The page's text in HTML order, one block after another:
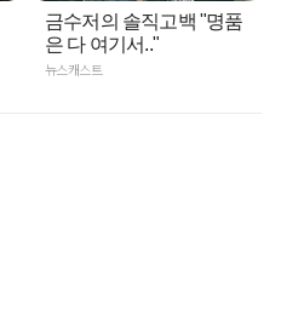
금수저의 솔직고백 "명품
은 다 여기서.."
뉴스캐스트